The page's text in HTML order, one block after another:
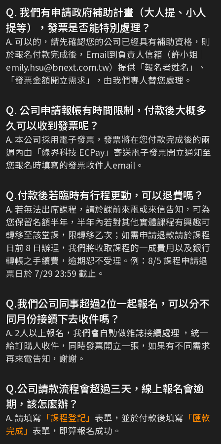
Q. 我們有申請政府補助計畫（大人提、小人
提等），發票是否能特別處理？
A. 可以的，請先確認您的公司已經具有補助資格，則
於報名付款完成後，Email到負責人信箱（許小姐｜
emily.hsu@bnext.com.tw）提供「報名者姓名」、
「發票金額開立需求」，由我們專人替您處理。
Q. 公司申請報帳有時間限制，付款後大概多
久可以收到發票呢？
A. 本公司採用電子發票，發票將在您付款完成後的兩
週內由「綠界科技 ECPay」寄送電子發票開立通知至
您報名時填寫的發票收件人email。
Q.付款後若臨時有行程更動，可以退費嗎？
A. 若無法出席課程，請於課前來電或來信告知，可為
您保留名額半年，半年內若對其他實體課程有興趣可
轉移至該堂課，限轉移乙次；如需申請退款請於課程
日前 8 日辦理，我們將收取課程的一成費用以及銀行
轉帳之手續費，逾期恕不受理。例：8/5 課程申請退
票日於 7/29 23:59 截止。
Q.我們公司同事超過2位一起報名，可以分不
同月份接續下去收件嗎？
A. 2人以上報名，我們會自動做雜誌接續處理 ，統一
給訂購人收件，同時發票開立一張，如果有不同需求
再來電告知，謝謝。
Q.公司請款流程會超過三天，線上報名會逾
期，該怎麼辦？
A. 請填寫 「課程登記」 表單，並於付款後填寫 「匯款
完成」 表單，即算報名成功。